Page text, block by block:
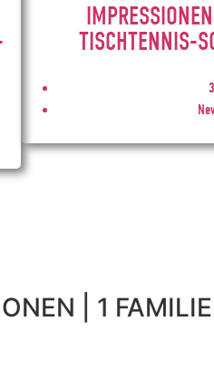
TISCHTENNIS-
| 1 FAMILIE